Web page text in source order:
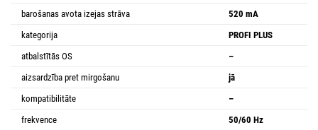
barošanas avota izejas strāva
520 mA
kategorija
PROFI PLUS
atbalstītās OS
–
aizsardzība pret mirgošanu
jā
kompatibilitāte
–
frekvence
50/60 Hz